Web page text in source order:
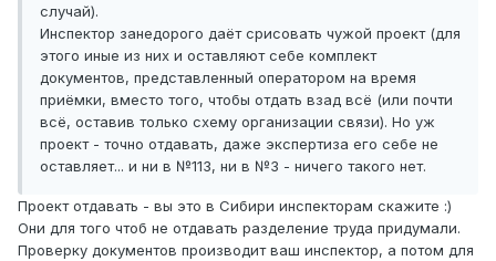
случай).
Инспектор занедорого даёт срисовать чужой проект (для
этого иные из них и оставляют себе комплект
документов, представленный оператором на время
приёмки, вместо того, чтобы отдать взад всё (или почти
всё, оставив только схему организации связи). Но уж
проект - точно отдавать, даже экспертиза его себе не
оставляет... и ни в №113, ни в №3 - ничего такого нет.
Проект отдавать - вы это в Сибири инспекторам скажите :)
Они для того чтоб не отдавать разделение труда придумали.
Проверку документов производит ваш инспектор, а потом для